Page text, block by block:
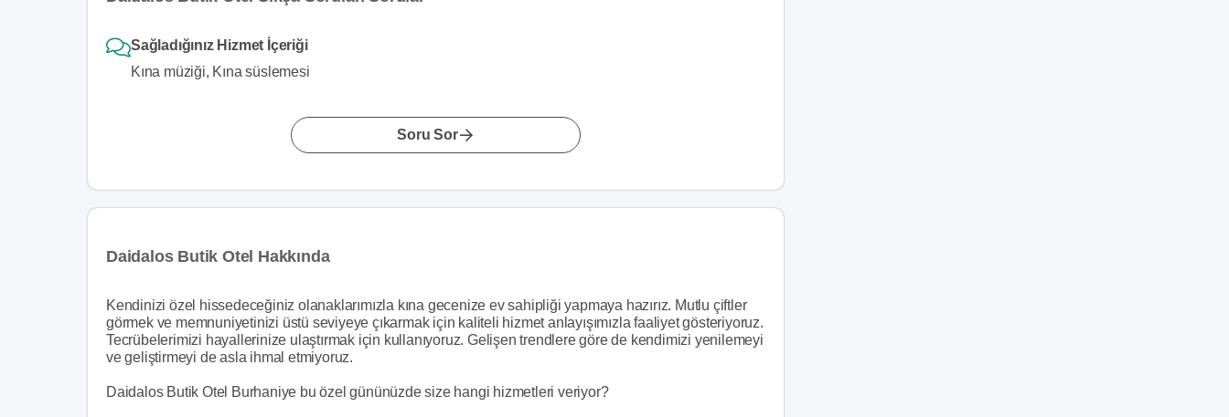
Sağladığınız Hizmet İçeriği
Kına müziği, Kına süslemesi
Soru Sor
Daidalos Butik Otel Hakkında
Kendinizi özel hissedeceğiniz olanaklarımızla kına gecenize ev sahipliği yapmaya hazırız. Mutlu çiftler
görmek ve memnuniyetinizi üstü seviyeye çıkarmak için kaliteli hizmet anlayışımızla faaliyet gösteriyoruz.
Tecrübelerimizi hayallerinize ulaştırmak için kullanıyoruz. Gelişen trendlere göre de kendimizi yenilemeyi
ve geliştirmeyi de asla ihmal etmiyoruz.
Daidalos Butik Otel Burhaniye bu özel gününüzde size hangi hizmetleri veriyor?